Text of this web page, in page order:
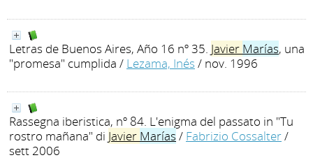
Letras de Buenos Aires, Año 16 nº 35. Javier Marías, una
"promesa" cumplida / Lezama, Inés / nov. 1996
Rassegna iberistica, nº 84. L'enigma del passato in "Tu
rostro mañana" di Javier Marías / Fabrizio Cossalter/
sett 2006